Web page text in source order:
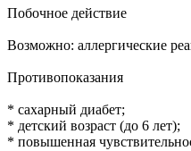
Побочное действие
Возможно: аллергические
Противопоказания
* сахарный диабет;
* детский возраст (до 6 лет);
* повышенная